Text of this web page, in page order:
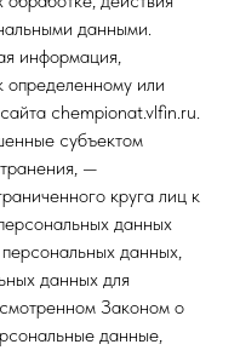
данными.
информация,
определенному или
chempionat.vlfin.ru.
субъектом
—
круга лиц к
данных
данных,
данных для
Законом о
данные,